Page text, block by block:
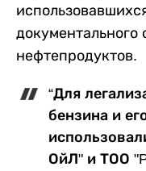
нефтепродуктов.
“Для
бензина и
ОйЛ" и ТОО